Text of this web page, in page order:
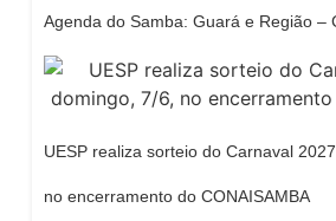
Agenda do Samba: Guará e Região –
UESP realiza sorteio do Carnaval
no encerramento do CONAISAMBA